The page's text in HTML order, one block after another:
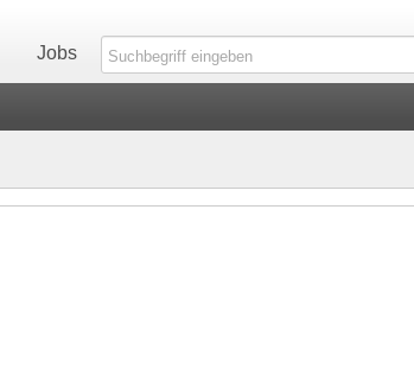
Jobs